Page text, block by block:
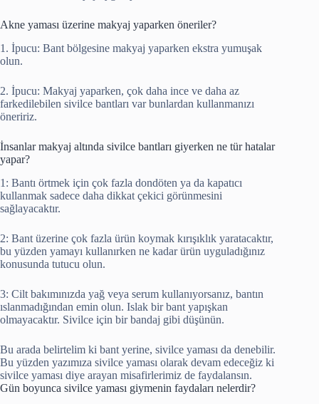
Akne yaması üzerine makyaj yaparken öneriler?
1. İpucu: Bant bölgesine makyaj yaparken ekstra yumuşak
olun.
2. İpucu: Makyaj yaparken, çok daha ince ve daha az
farkedilebilen sivilce bantları var bunlardan kullanmanızı
öneririz.
İnsanlar makyaj altında sivilce bantları giyerken ne tür hatalar
yapar?
1: Bantı örtmek için çok fazla dondöten ya da kapatıcı
kullanmak sadece daha dikkat çekici görünmesini
sağlayacaktır.
2: Bant üzerine çok fazla ürün koymak kırışıklık yaratacaktır,
bu yüzden yamayı kullanırken ne kadar ürün uyguladığınız
konusunda tutucu olun.
3: Cilt bakımınızda yağ veya serum kullanıyorsanız, bantın
ıslanmadığından emin olun. Islak bir bant yapışkan
olmayacaktır. Sivilce için bir bandaj gibi düşünün.
Bu arada belirtelim ki bant yerine, sivilce yaması da denebilir.
Bu yüzden yazımıza sivilce yaması olarak devam edeceğiz ki
sivilce yaması diye arayan misafirlerimiz de faydalansın.
Gün boyunca sivilce yaması giymenin faydaları nelerdir?